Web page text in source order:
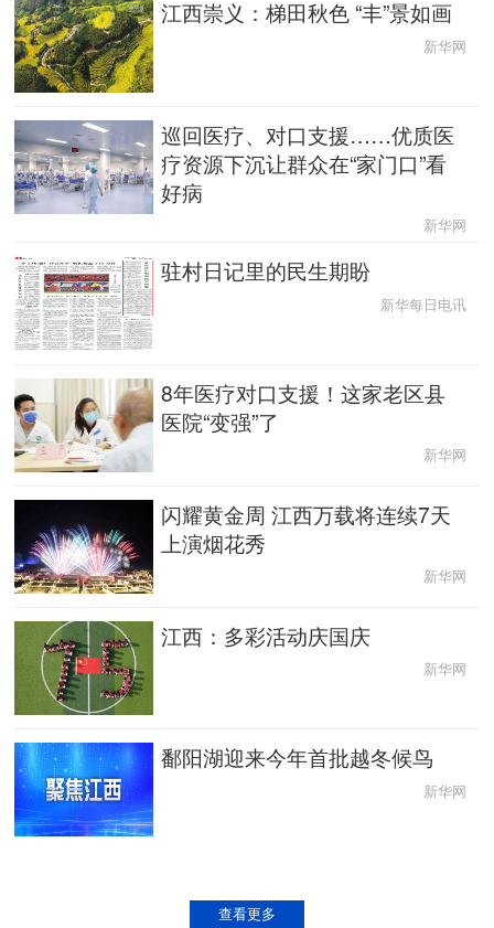
江西崇义：梯田秋色 “丰”景如画
新华网
巡回医疗、对口支援……优质医
疗资源下沉让群众在“家门口”看
好病
新华网
驻村日记里的民生期盼
新华每日电讯
8年医疗对口支援！这家老区县
医院“变强”了
新华网
闪耀黄金周 江西万载将连续7天
上演烟花秀
新华网
江西：多彩活动庆国庆
新华网
鄱阳湖迎来今年首批越冬候鸟
新华网
查看更多